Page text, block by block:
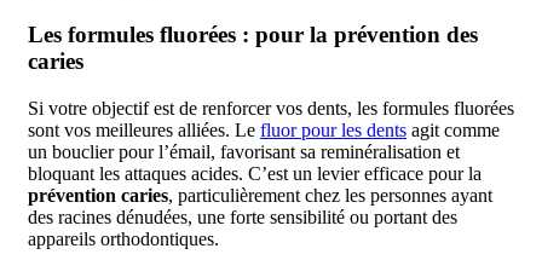
Les formules fluorées : pour la prévention des
caries
Si votre objectif est de renforcer vos dents, les formules fluorées
sont vos meilleures alliées. Le fluor pour les dents agit comme
un bouclier pour l’émail, favorisant sa reminéralisation et
bloquant les attaques acides. C’est un levier efficace pour la
prévention caries, particulièrement chez les personnes ayant
des racines dénudées, une forte sensibilité ou portant des
appareils orthodontiques.